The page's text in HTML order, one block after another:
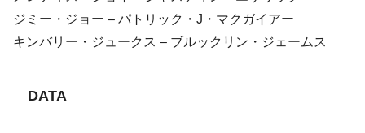
ジミー・ジョー – パトリック・J・マクガイアー
キンバリー・ジュークス – ブルックリン・ジェームス
DATA